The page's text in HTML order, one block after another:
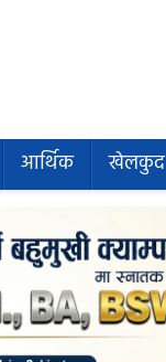
आर्थिक खेलकुद